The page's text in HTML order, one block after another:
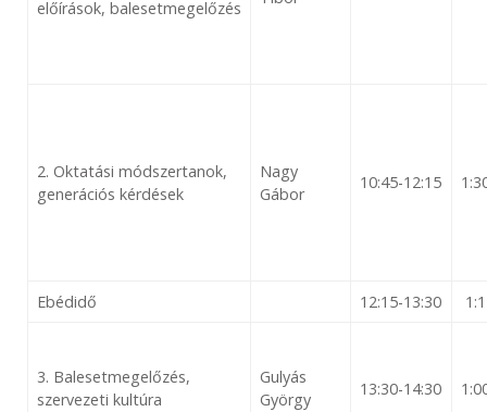
előírások, balesetmegelőzés
2. Oktatási módszertanok,
generációs kérdések
Nagy
Gábor
10:45-12:15
Ebéd​idő 12:15-13:30
3. Balesetmegelőzés,
szervezeti kultúra
Gulyás
György
13:30-14:30